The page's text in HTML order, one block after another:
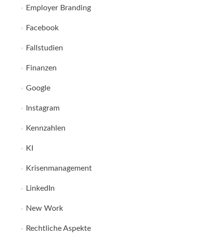
Employer Branding
Facebook
Fallstudien
Finanzen
Google
Instagram
Kennzahlen
KI
Krisenmanagement
LinkedIn
New Work
Rechtliche Aspekte